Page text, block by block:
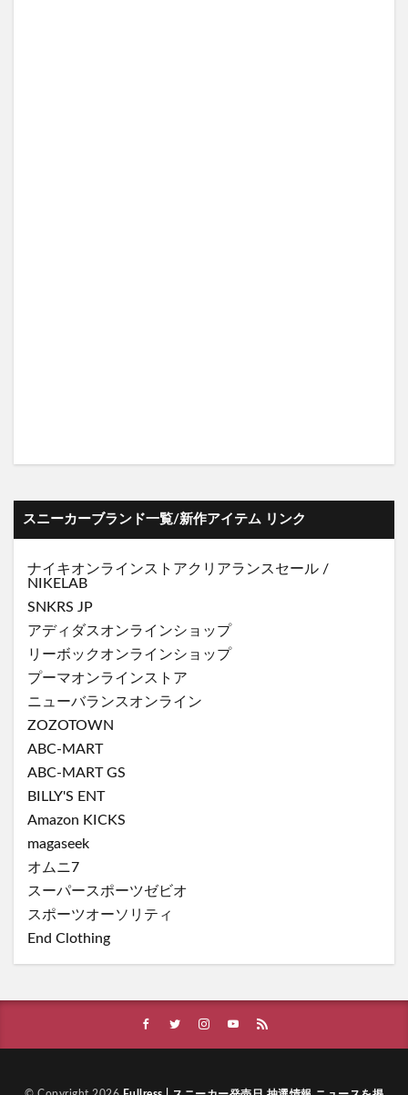
スニーカーブランド一覧/新作アイテム リンク
ナイキオンラインストアクリアランスセール /
NIKELAB
SNKRS JP
アディダスオンラインショップ
リーボックオンラインショップ
プーマオンラインストア
ニューバランスオンライン
ZOZOTOWN
ABC-MART
ABC-MART GS
BILLY'S ENT
Amazon KICKS
magaseek
オムニ7
スーパースポーツゼビオ
スポーツオーソリティ
End Clothing